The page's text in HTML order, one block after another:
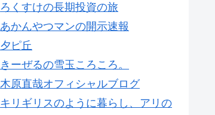
ろくすけの長期投資の旅
あかんやつマンの開示速報
夕ピ丘
きーぜるの雪玉ころころ。
木原直哉オフィシャルブログ
キリギリスのように暮らし、アリの